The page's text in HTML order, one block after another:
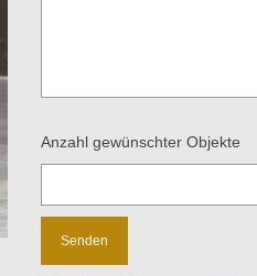
Anzahl gewünschter Objekte